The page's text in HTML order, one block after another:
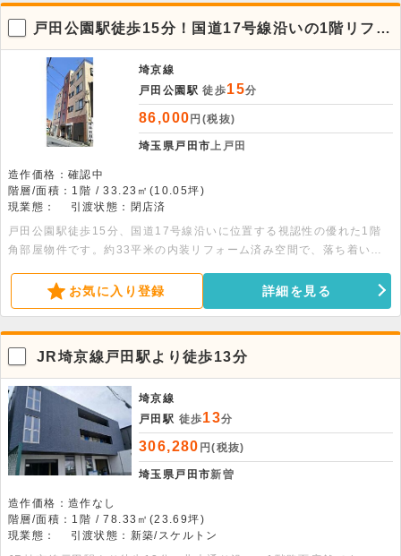
戸田公園駅徒歩15分！国道17号線沿いの1階リフォ
ーム済店舗
埼京線
戸田公園駅 徒歩15分
86,000 円(税抜)
埼玉県戸田市上戸田
造作価格：確認中
階層/面積：1階 / 33.23㎡(10.05坪)
現業態：
引渡状態：閉店済
戸田公園駅徒歩15分、国道17号線沿いに位置する視認性の優れた1階
角部屋物件です。約33平米の内装リフォーム済み空間で、落ち着いた
お気に入り登録 詳細を見る
JR埼京線戸田駅より徒歩13分
埼京線
戸田駅 徒歩13分
306,280 円(税抜)
埼玉県戸田市新曽
造作価格：造作なし
階層/面積：1階 / 78.33㎡(23.69坪)
現業態：
引渡状態：新築/スケルトン